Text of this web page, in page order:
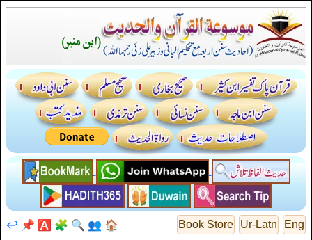
Eng
Ur-Latn
Book Store
🏠
👥
🔍
🧩
🅰️
📌
↩️